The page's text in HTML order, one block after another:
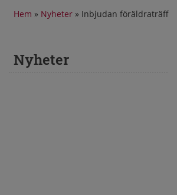
Hem » Nyheter » Inbjudan föräldraträff
Nyheter